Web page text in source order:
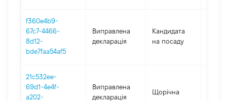
f360e4b9-
67c7-4466-
8d12-
bde7faa54af5
Виправлена
декларація
Кандидата
на посаду
21c532ee-
69d1-4e4f-
a202-
Виправлена
декларація
Щорічна